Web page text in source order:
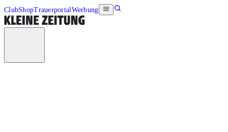
ClubShopTrauerportalWerbung